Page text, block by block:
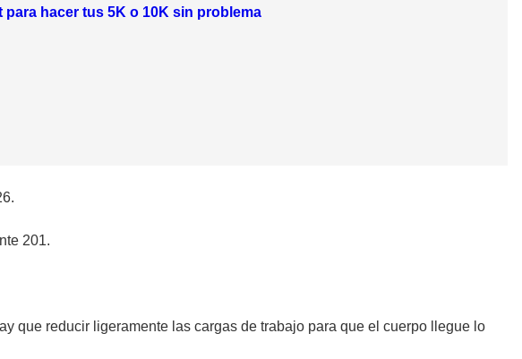
hacer tus 5K o 10K sin problema
201.
que reducir ligeramente las cargas de trabajo para que el cuerpo llegue lo